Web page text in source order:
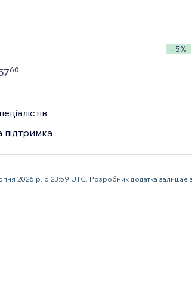
- 5%
60
підтримка
2026 р. о 23:59 UTC. Розробник додатка